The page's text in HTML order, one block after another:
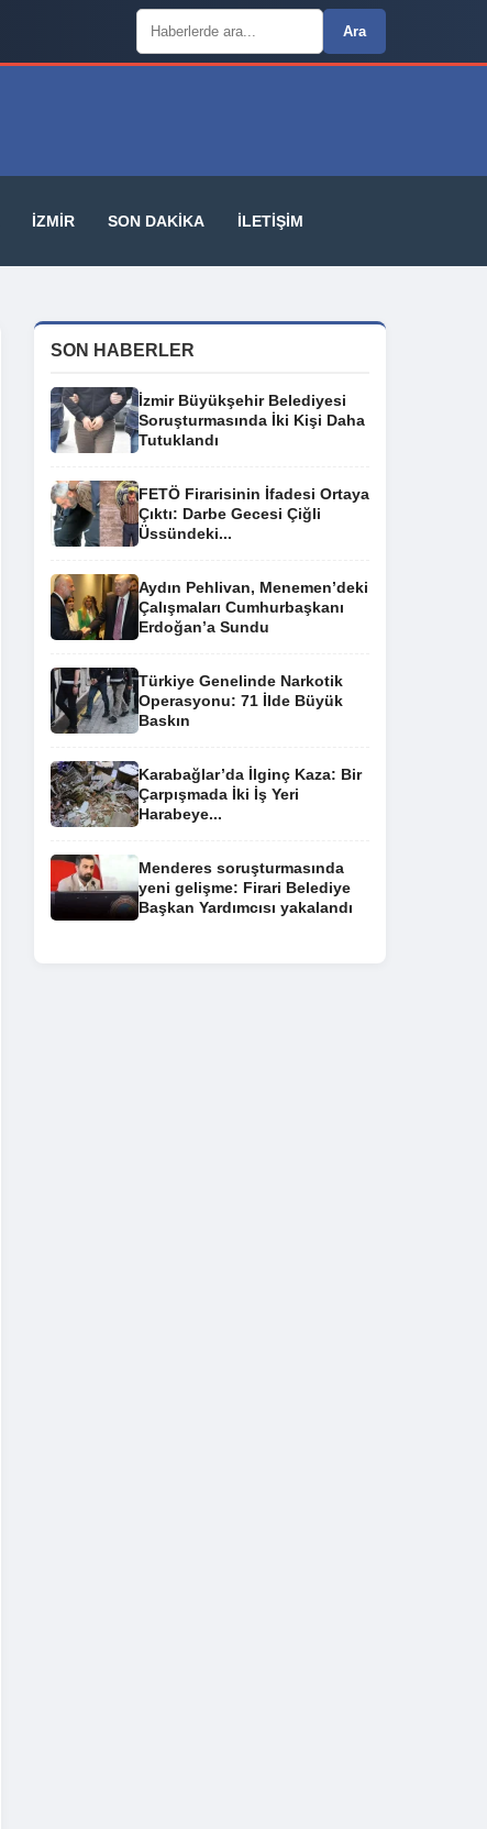
Arama:
Ara
İZMIR SON DAKIKA İLETIŞIM
SON HABERLER
İzmir Büyükşehir Belediyesi
Soruşturmasında İki Kişi Daha
Tutuklandı
FETÖ Firarisinin İfadesi Ortaya
Çıktı: Darbe Gecesi Çiğli
Üssündeki...
Aydın Pehlivan, Menemen’deki
Çalışmaları Cumhurbaşkanı
Erdoğan’a Sundu
Türkiye Genelinde Narkotik
Operasyonu: 71 İlde Büyük
Baskın
Karabağlar’da İlginç Kaza: Bir
Çarpışmada İki İş Yeri
Harabeye...
Menderes soruşturmasında
yeni gelişme: Firari Belediye
Başkan Yardımcısı yakalandı